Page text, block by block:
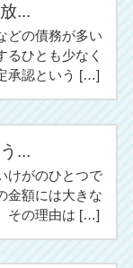
...
どの債務が多い
るひとも少なく
承認という […]
...
けがのひとつで
金額には大きな
その理由は […]